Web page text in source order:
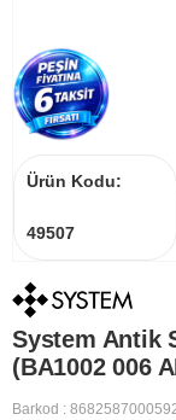
Ürün Kodu:
49507
System Antik
(BA1002 006
Barkod :